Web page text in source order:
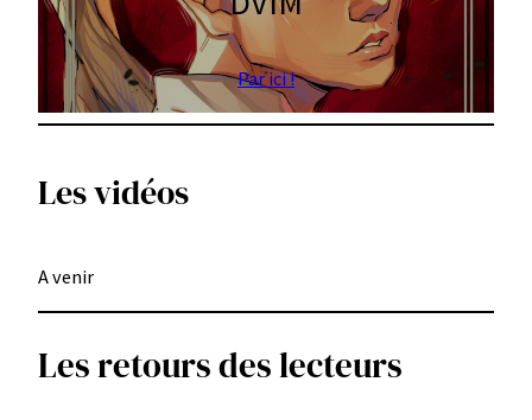
Par ici !
Les vidéos
A venir
Les retours des lecteurs